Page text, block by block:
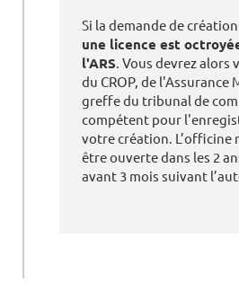
Si la demande de
une licence est
l'ARS. Vous devrez alors
du CROP, de l'Assurance
greffe du tribunal de
compétent pour
votre création. L’officine
être ouverte dans les 2
avant 3 mois suivant